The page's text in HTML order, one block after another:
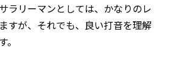
ラリーマンとしては、かなりのレ
すが、それでも、良い打音を理解